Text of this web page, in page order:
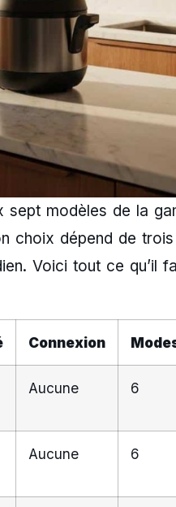
sept modèles de la
choix dépend de
Voici tout ce qu’il
Connexion
Aucune 6
Aucune 6